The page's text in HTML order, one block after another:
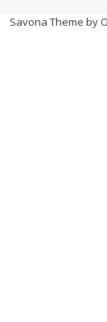
Savona Theme by